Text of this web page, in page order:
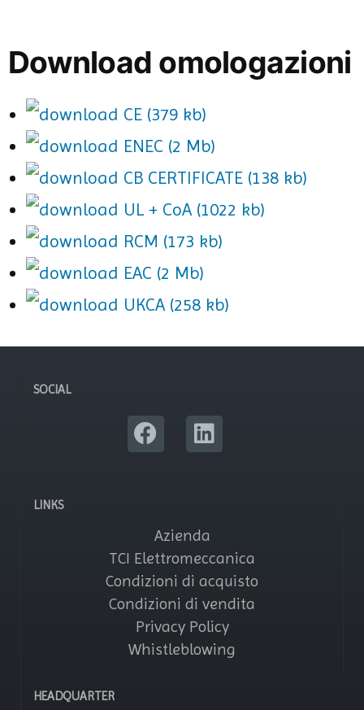
Download omologazioni
CE (379 kb)
ENEC (2 Mb)
CB CERTIFICATE (138 kb)
UL + CoA (1022 kb)
RCM (173 kb)
EAC (2 Mb)
UKCA (258 kb)
SOCIAL
LINKS
Azienda
TCI Elettromeccanica
Condizioni di acquisto
Condizioni di vendita
Privacy Policy
Whistleblowing
HEADQUARTER